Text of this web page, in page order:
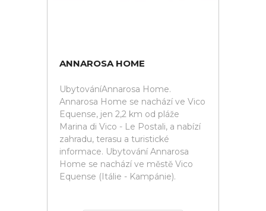
ANNAROSA HOME
UbytováníAnnarosa Home.
Annarosa Home se nachází ve Vico
Equense, jen 2,2 km od pláže
Marina di Vico - Le Postali, a nabízí
zahradu, terasu a turistické
informace. Ubytování Annarosa
Home se nachází ve městě Vico
Equense (Itálie - Kampánie).